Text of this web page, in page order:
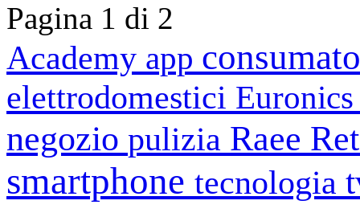
Pagina 1 di 2
Academy app
elettrodomestici
negozio pulizia Raee
smartphone tecnologia